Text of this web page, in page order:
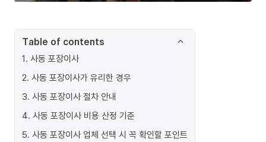
Table of contents
1. 사동 포장이사
2. 사동 포장이사가 유리한 경우
3. 사동 포장이사 절차 안내
4. 사동 포장이사 비용 산정 기준
5. 사동 포장이사 업체 선택 시 꼭 확인할 포인트